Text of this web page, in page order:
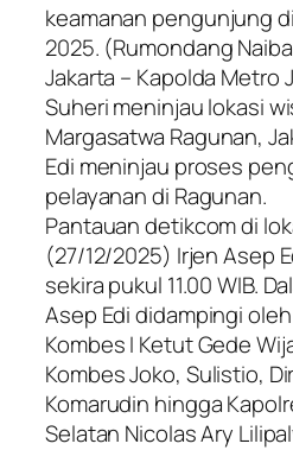
keamanan pengunjung
2025. (Rumondang
Jakarta – Kapolda Metro
Suheri meninjau lokasi
Margasatwa Ragunan,
Edi meninjau proses
pelayanan di Ragunan.
Pantauan detikcom di
(27/12/2025) Irjen Asep
sekira pukul 11.00 WIB.
Asep Edi didampingi oleh
Kombes I Ketut Gede
Kombes Joko, Sulistio,
Komarudin hingga
Selatan Nicolas Ary